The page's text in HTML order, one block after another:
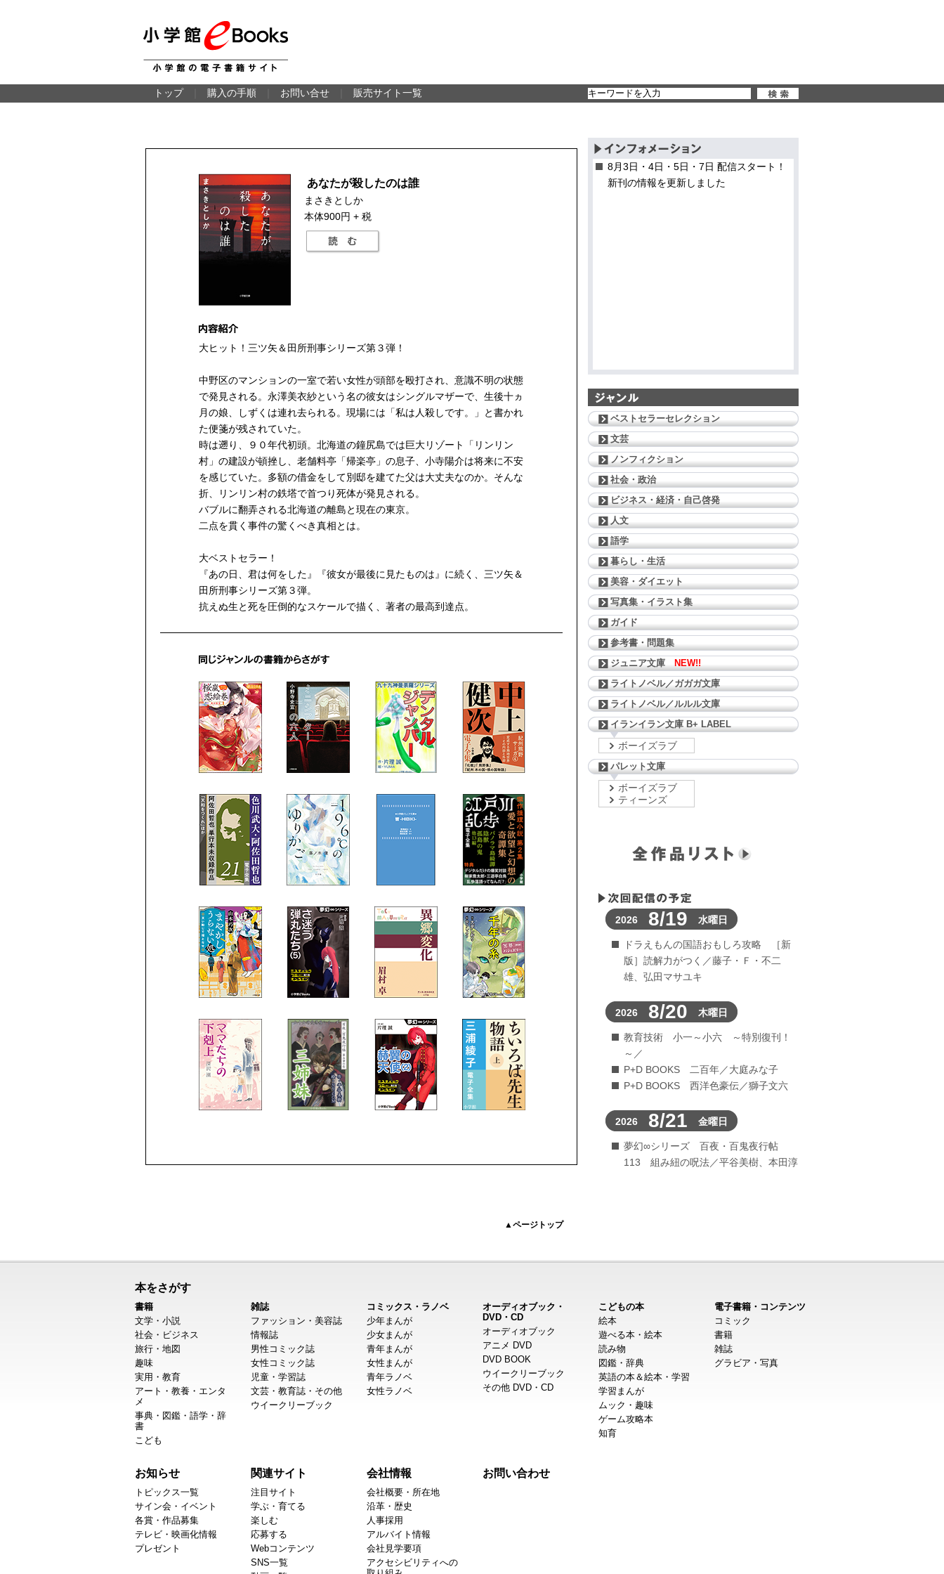
トップ 購入の手順 お問い合せ 販売サイト一覧
あなたが殺したのは誰
まさきとしか
本体900円 + 税
大ヒット！三ツ矢＆田所刑事シリーズ第３弾！
中野区のマンションの一室で若い女性が頭部を殴打され、意識不明の状態
で発見される。永澤美衣紗という名の彼女はシングルマザーで、生後十ヵ
月の娘、しずくは連れ去られる。現場には「私は人殺しです。」と書かれ
た便箋が残されていた。
時は遡り、９０年代初頭。北海道の鐘尻島では巨大リゾート「リンリン
村」の建設が頓挫し、老舗料亭「帰楽亭」の息子、小寺陽介は将来に不安
を感じていた。多額の借金をして別邸を建てた父は大丈夫なのか。そんな
折、リンリン村の鉄塔で首つり死体が発見される。
バブルに翻弄される北海道の離島と現在の東京。
二点を貫く事件の驚くべき真相とは。
大ベストセラー！
『あの日、君は何をした』『彼女が最後に見たものは』に続く、三ツ矢＆
田所刑事シリーズ第３弾。
抗えぬ生と死を圧倒的なスケールで描く、著者の最高到達点。
▲ページトップ
8月3日・4日・5日・7日 配信スタート！
新刊の情報を更新しました
ベストセラーセレクション
文芸
ノンフィクション
社会・政治
ビジネス・経済・自己啓発
人文
語学
暮らし・生活
美容・ダイエット
写真集・イラスト集
ガイド
参考書・問題集
ジュニア文庫
NEW!!
ライトノベル／ガガガ文庫
ライトノベル／ルルル文庫
イランイラン文庫 B+ LABEL
ボーイズラブ
パレット文庫
ボーイズラブ
ティーンズ
2026 8/19 水曜日
ドラえもんの国語おもしろ攻略 ［新
版］読解力がつく／藤子・Ｆ・不二
雄、弘田マサユキ
2026 8/20 木曜日
教育技術 小一～小六 ～特別復刊！
～／
P+D BOOKS 二百年／大庭みな子
P+D BOOKS 西洋色豪伝／獅子文六
2026 8/21 金曜日
夢幻∞シリーズ 百夜・百鬼夜行帖
113 組み紐の呪法／平谷美樹、本田淳
本をさがす
書籍
文学・小説
社会・ビジネス
旅行・地図
趣味
実用・教育
アート・教養・エンタ
メ
事典・図鑑・語学・辞
書
こども
雑誌
ファッション・美容誌
情報誌
男性コミック誌
女性コミック誌
児童・学習誌
文芸・教育誌・その他
ウイークリーブック
コミックス・ラノベ
少年まんが
少女まんが
青年まんが
女性まんが
青年ラノベ
女性ラノベ
オーディオブック・
DVD・CD
オーディオブック
アニメ DVD
DVD BOOK
ウイークリーブック
その他 DVD・CD
こどもの本
絵本
遊べる本・絵本
読み物
図鑑・辞典
英語の本＆絵本・学習
学習まんが
ムック・趣味
ゲーム攻略本
知育
電子書籍・コンテンツ
コミック
書籍
雑誌
グラビア・写真
お知らせ
トピックス一覧
サイン会・イベント
各賞・作品募集
テレビ・映画化情報
プレゼント
関連サイト
注目サイト
学ぶ・育てる
楽しむ
応募する
Webコンテンツ
SNS一覧
会社情報
会社概要・所在地
沿革・歴史
人事採用
アルバイト情報
会社見学要項
アクセシビリティへの
お問い合わせ